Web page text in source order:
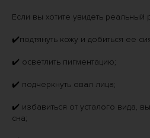
Если вы хотите увидеть реальный
✔️подтянуть кожу и добиться ее
✔️ осветлить пигментацию;
✔️ подчеркнуть овал лица;
✔️ избавиться от усталого вида,
сна;